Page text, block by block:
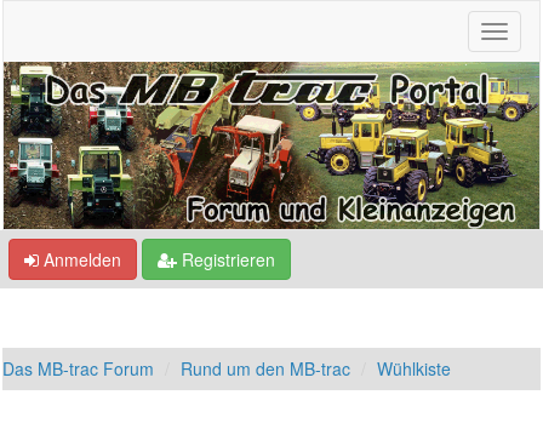
Anmelden Registrieren
Das MB-trac Forum Rund um den MB-trac Wühlkiste